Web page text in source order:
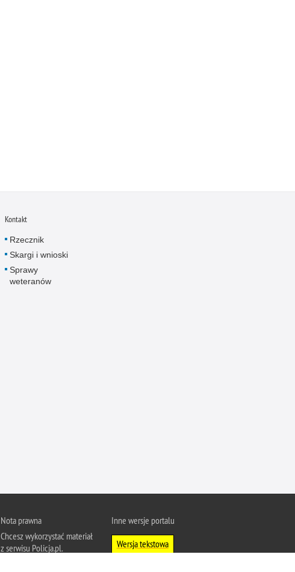
Nietrzeźwi pracownicy
Nowoczesne technologie w pracy Policji
Pożary i podpalenia
Pranie brudnych pieniędzy
Kontakt
Rzecznik
Skargi i wnioski
Sprawy
weteranów
Nota prawna
Chcesz wykorzystać materiał
z serwisu Policja.pl.
Inne wersje portalu
Wersja tekstowa